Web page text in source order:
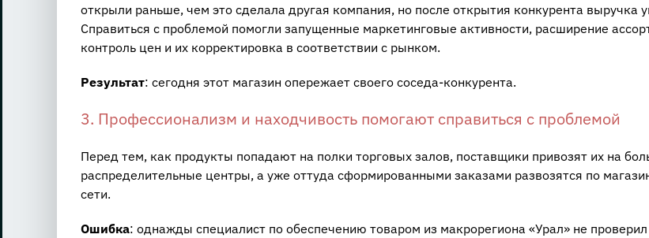
открыли раньше, чем это сделала другая компания, но после открытия конкурента выручка
Справиться с проблемой помогли запущенные маркетинговые активности, расширение
контроль цен и их корректировка в соответствии с рынком.
Результат: сегодня этот магазин опережает своего соседа-конкурента.
3. Профессионализм и находчивость помогают справиться с проблемой
Перед тем, как продукты попадают на полки торговых залов, поставщики привозят их на
распределительные центры, а уже оттуда сформированными заказами развозятся по
сети.
Ошибка: однажды специалист по обеспечению товаром из макрорегиона «Урал» не